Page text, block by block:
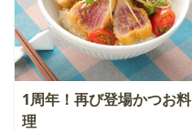
1周年！再び登場かつお料
理